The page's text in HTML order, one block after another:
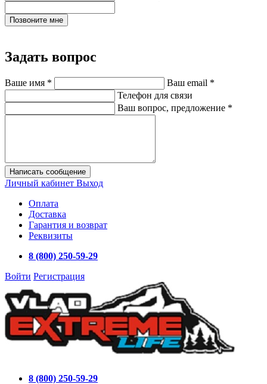
Позвоните мне
Задать вопрос
Ваше имя * Ваш email *
Телефон для связи
Ваш вопрос, предложение *
Написать сообщение
Личный кабинет Выход
Оплата
Доставка
Гарантия и возврат
Реквизиты
8 (800) 250-59-29
Войти Регистрация
8 (800) 250-59-29